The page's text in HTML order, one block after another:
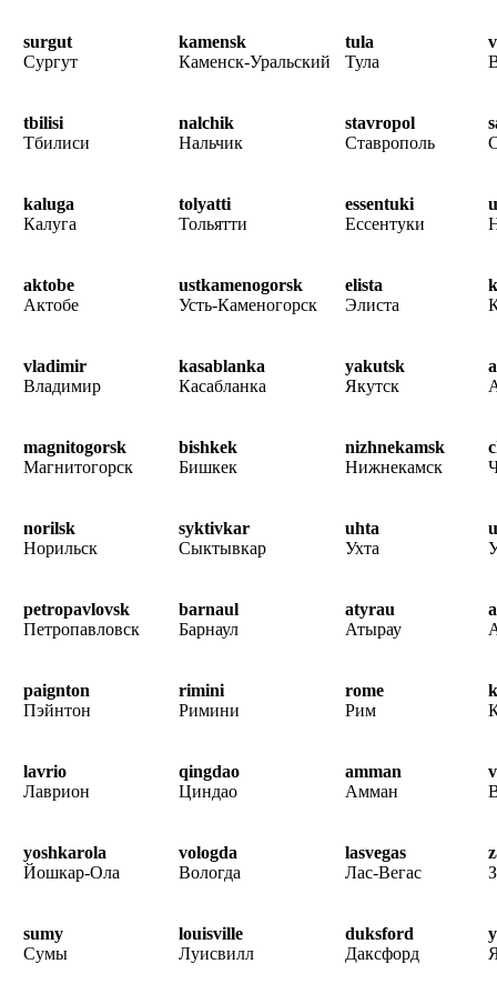
surgut
Сургут
kamensk
Каменск-Уральский
tula
Тула
tbilisi
Тбилиси
nalchik
Нальчик
stavropol
Ставрополь
kaluga
Калуга
tolyatti
Тольятти
essentuki
Ессентуки
aktobe
Актобе
ustkamenogorsk
Усть-Каменогорск
elista
Элиста
vladimir
Владимир
kasablanka
Касабланка
yakutsk
Якутск
magnitogorsk
Магнитогорск
bishkek
Бишкек
nizhnekamsk
Нижнекамск
norilsk
Норильск
syktivkar
Сыктывкар
uhta
Ухта
petropavlovsk
Петропавловск
barnaul
Барнаул
atyrau
Атырау
paignton
Пэйнтон
rimini
Римини
rome
Рим
lavrio
Лаврион
qingdao
Циндао
amman
Амман
yoshkarola
Йошкар-Ола
vologda
Вологда
lasvegas
Лас-Вегас
sumy
Сумы
louisville
Луисвилл
duksford
Даксфорд